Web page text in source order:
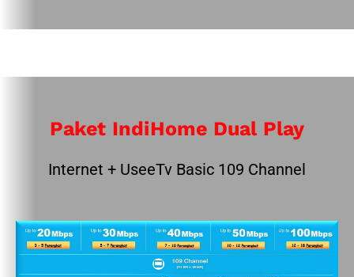
Paket IndiHome Dual Play
Internet + UseeTv Basic 109 Channel